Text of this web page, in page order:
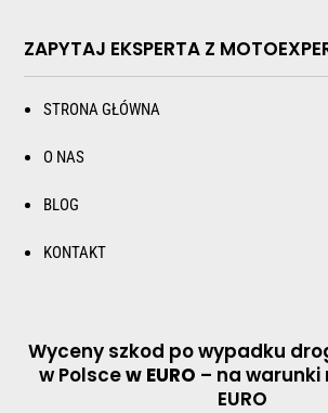
ZAPYTAJ EKSPERTA Z
STRONA GŁÓWNA
O NAS
BLOG
KONTAKT
Wyceny szkod po wypadku
w Polscew EURO – na warunki
EURO